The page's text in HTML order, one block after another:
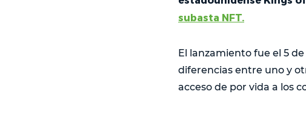
subasta NFT.
El lanzamiento fue el 5
diferencias entre uno y
acceso de por vida a los